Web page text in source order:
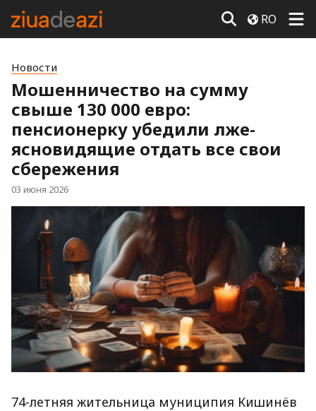
RO
Новости
Мошенничество на сумму
свыше 130 000 евро:
пенсионерку убедили лже-
ясновидящие отдать все свои
сбережения
03 июня 2026
74-летняя жительница муниципия Кишинёв